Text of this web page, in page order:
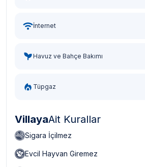
İnternet
Havuz ve Bahçe Bakımı
Tüpgaz
VillayaAit Kurallar
Sigara İçilmez
Evcil Hayvan Giremez